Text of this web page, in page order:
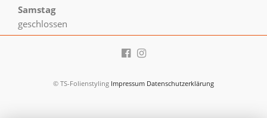
Samstag
geschlossen
© TS-Folienstyling Impressum Datenschutzerklärung